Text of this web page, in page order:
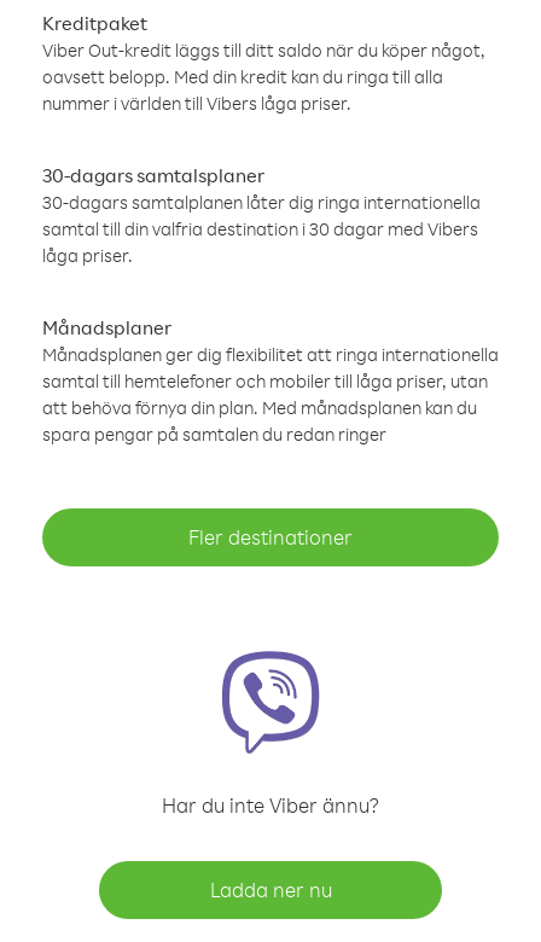
Kreditpaket
Viber Out-kredit läggs till ditt saldo när du köper något,
oavsett belopp. Med din kredit kan du ringa till alla
nummer i världen till Vibers låga priser.
30-dagars samtalsplaner
30-dagars samtalplanen låter dig ringa internationella
samtal till din valfria destination i 30 dagar med Vibers
låga priser.
Månadsplaner
Månadsplanen ger dig flexibilitet att ringa internationella
samtal till hemtelefoner och mobiler till låga priser, utan
att behöva förnya din plan. Med månadsplanen kan du
spara pengar på samtalen du redan ringer
Fler destinationer
Har du inte Viber ännu?
Ladda ner nu